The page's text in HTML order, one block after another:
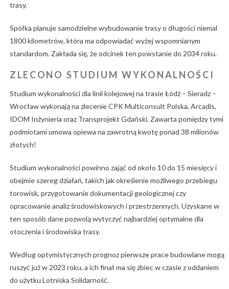
trasy.
Spółka planuje samodzielne wybudowanie trasy o długości niemal
1800 kilometrów, która ma odpowiadać wyżej wspomnianym
standardom. Zakłada się, że odcinek ten powstanie do 2034 roku.
ZLECONO STUDIUM WYKONALNOŚCI
Studium wykonalności dla linii kolejowej na trasie Łódź – Sieradz –
Wrocław wykonają na zlecenie CPK Multiconsult Polska, Arcadis,
IDOM Inżynieria oraz Transprojekt Gdański. Zawarta pomiędzy tymi
podmiotami umowa opiewa na zawrotną kwotę ponad 38 milionów
złotych!
Studium wykonalności powinno zająć od około 10 do 15 miesięcy i
obejmie szereg działań, takich jak określenie możliwego przebiegu
torowisk, przygotowanie dokumentacji geologicznej czy
opracowanie analiz środowiskowych i przestrzennych. Uzyskane w
ten sposób dane pozwolą wytyczyć najbardziej optymalne dla
otoczenia i środowiska trasy.
Według optymistycznych prognoz pierwsze prace budowlane mogą
ruszyć już w 2023 roku, a ich finał ma się zbiec w czasie z oddaniem
do użytku Lotniska Solidarność.